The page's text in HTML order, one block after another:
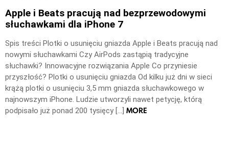
Apple i Beats pracują nad bezprzewodowymi
słuchawkami dla iPhone 7
Spis treści Plotki o usunięciu gniazda Apple i Beats pracują nad
nowymi słuchawkami Czy AirPods zastąpią tradycyjne
słuchawki? Innowacyjne rozwiązania Apple Co przyniesie
przyszłość? Plotki o usunięciu gniazda Od kilku już dni w sieci
krążą plotki o usunięciu 3,5 mm gniazda słuchawkowego w
najnowszym iPhone. Ludzie utworzyli nawet petycję, którą
podpisało już ponad 200 tysięcy […] MORE